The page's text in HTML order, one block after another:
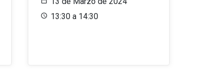
13:30 a 14:30